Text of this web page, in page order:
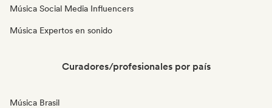
Música Social Media Influencers
Música Expertos en sonido
Curadores/profesionales por país
Música Brasil